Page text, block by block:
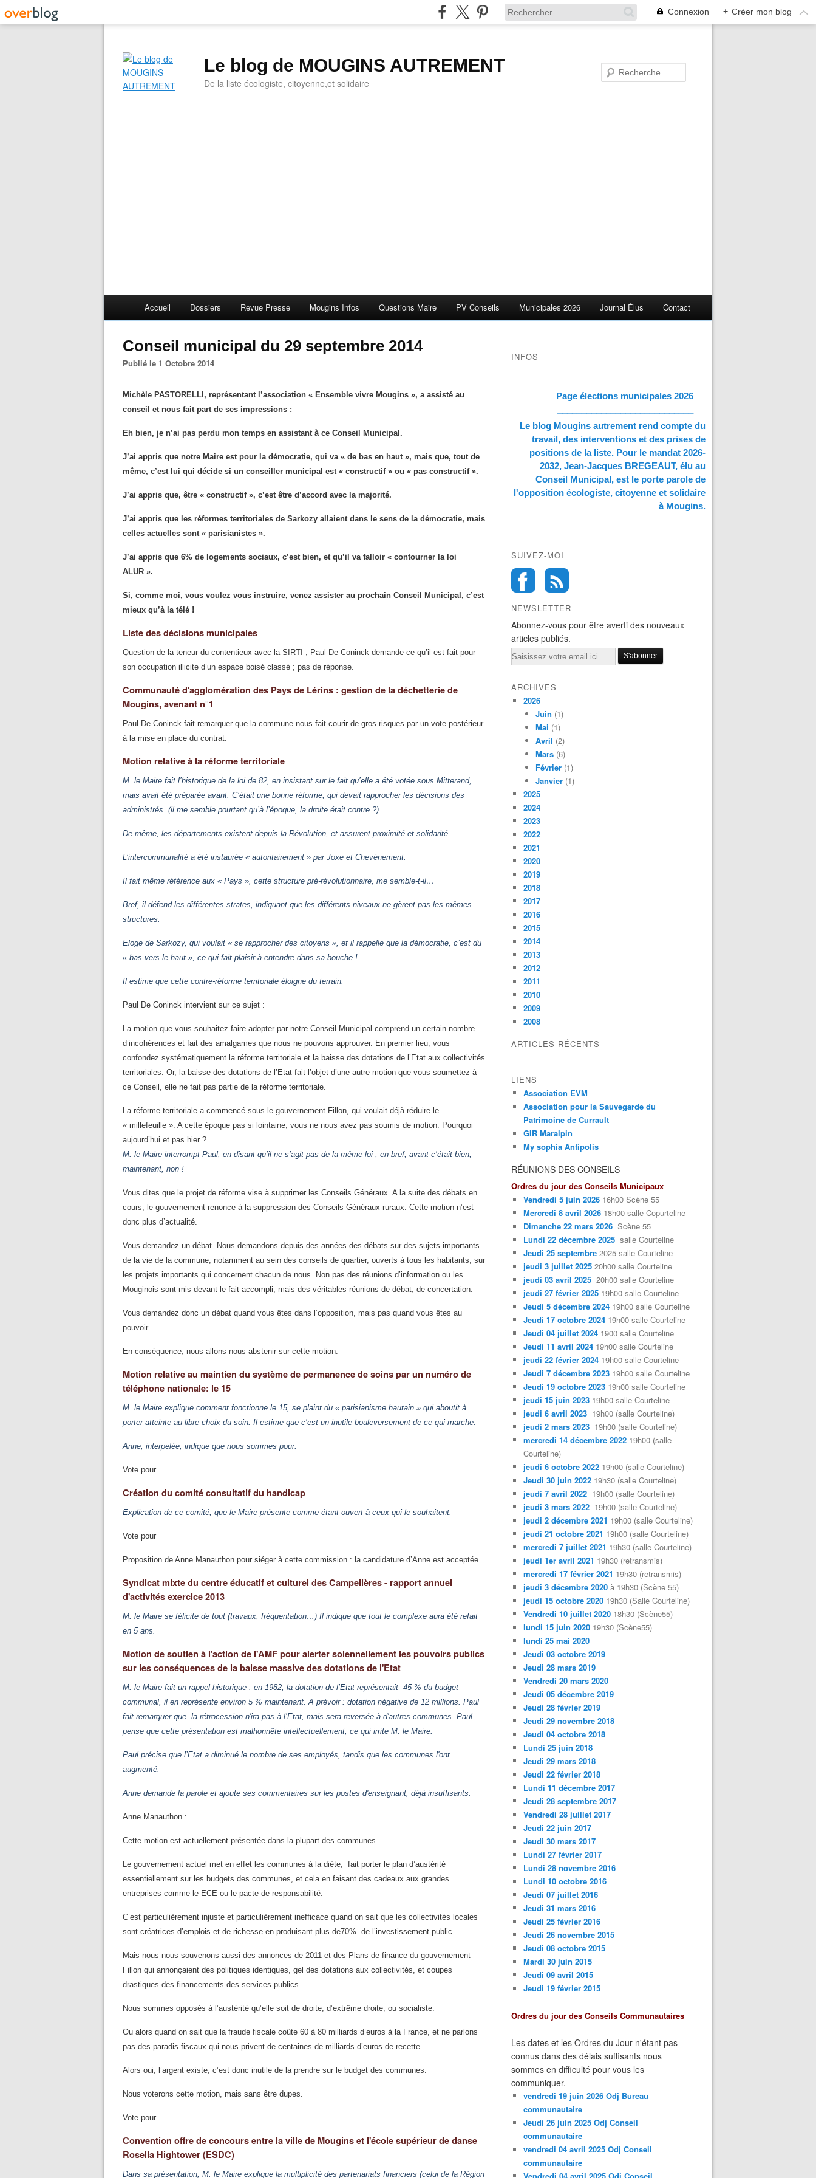
Connexion + Créer mon blog
Le blog de MOUGINS AUTREMENT
De la liste écologiste, citoyenne,et solidaire
Accueil Dossiers Revue Presse Mougins Infos Questions Maire PV Conseils Municipales 2026 Journal Élus Contact
Conseil municipal du 29 septembre 2014
Publié le 1 Octobre 2014
Michèle PASTORELLI, représentant l’association « Ensemble vivre Mougins », a assisté au
conseil et nous fait part de ses impressions :
Eh bien, je n’ai pas perdu mon temps en assistant à ce Conseil Municipal.
J’ai appris que notre Maire est pour la démocratie, qui va « de bas en haut », mais que, tout de
même, c’est lui qui décide si un conseiller municipal est « constructif » ou « pas constructif ».
J’ai appris que, être « constructif », c’est être d’accord avec la majorité.
J’ai appris que les réformes territoriales de Sarkozy allaient dans le sens de la démocratie, mais
celles actuelles sont « parisianistes ».
J’ai appris que 6% de logements sociaux, c’est bien, et qu’il va falloir « contourner la loi
ALUR ».
Si, comme moi, vous voulez vous instruire, venez assister au prochain Conseil Municipal, c’est
mieux qu’à la télé !
Liste des décisions municipales
Question de la teneur du contentieux avec la SIRTI ; Paul De Coninck demande ce qu’il est fait pour
son occupation illicite d’un espace boisé classé ; pas de réponse.
Communauté d'agglomération des Pays de Lérins : gestion de la déchetterie de
Mougins, avenant n°1
Paul De Coninck fait remarquer que la commune nous fait courir de gros risques par un vote postérieur
à la mise en place du contrat.
Motion relative à la réforme territoriale
M. le Maire fait l’historique de la loi de 82, en insistant sur le fait qu’elle a été votée sous Mitterand,
mais avait été préparée avant. C’était une bonne réforme, qui devait rapprocher les décisions des
administrés. (il me semble pourtant qu’à l’époque, la droite était contre ?)
De même, les départements existent depuis la Révolution, et assurent proximité et solidarité.
L’intercommunalité a été instaurée « autoritairement » par Joxe et Chevènement.
Il fait même référence aux « Pays », cette structure pré-révolutionnaire, me semble-t-il…
Bref, il défend les différentes strates, indiquant que les différents niveaux ne gèrent pas les mêmes
structures.
Eloge de Sarkozy, qui voulait « se rapprocher des citoyens », et il rappelle que la démocratie, c’est du
« bas vers le haut », ce qui fait plaisir à entendre dans sa bouche !
Il estime que cette contre-réforme territoriale éloigne du terrain.
Paul De Coninck intervient sur ce sujet :
La motion que vous souhaitez faire adopter par notre Conseil Municipal comprend un certain nombre
d’incohérences et fait des amalgames que nous ne pouvons approuver. En premier lieu, vous
confondez systématiquement la réforme territoriale et la baisse des dotations de l’Etat aux collectivités
territoriales. Or, la baisse des dotations de l’Etat fait l’objet d’une autre motion que vous soumettez à
ce Conseil, elle ne fait pas partie de la réforme territoriale.
La réforme territoriale a commencé sous le gouvernement Fillon, qui voulait déjà réduire le
« millefeuille ». A cette époque pas si lointaine, vous ne nous avez pas soumis de motion. Pourquoi
aujourd’hui et pas hier ?
M. le Maire interrompt Paul, en disant qu’il ne s’agit pas de la même loi ; en bref, avant c’était bien,
maintenant, non !
Vous dites que le projet de réforme vise à supprimer les Conseils Généraux. A la suite des débats en
cours, le gouvernement renonce à la suppression des Conseils Généraux ruraux. Cette motion n’est
donc plus d’actualité.
Vous demandez un débat. Nous demandons depuis des années des débats sur des sujets importants
de la vie de la commune, notamment au sein des conseils de quartier, ouverts à tous les habitants, sur
les projets importants qui concernent chacun de nous. Non pas des réunions d’information ou les
Mouginois sont mis devant le fait accompli, mais des véritables réunions de débat, de concertation.
Vous demandez donc un débat quand vous êtes dans l’opposition, mais pas quand vous êtes au
pouvoir.
En conséquence, nous allons nous abstenir sur cette motion.
Motion relative au maintien du système de permanence de soins par un numéro de
téléphone nationale: le 15
M. le Maire explique comment fonctionne le 15, se plaint du « parisianisme hautain » qui aboutit à
porter atteinte au libre choix du soin. Il estime que c’est un inutile bouleversement de ce qui marche.
Anne, interpelée, indique que nous sommes pour.
Vote pour
Création du comité consultatif du handicap
Explication de ce comité, que le Maire présente comme étant ouvert à ceux qui le souhaitent.
Vote pour
Proposition de Anne Manauthon pour siéger à cette commission : la candidature d’Anne est acceptée.
Syndicat mixte du centre éducatif et culturel des Campelières - rapport annuel
d'activités exercice 2013
M. le Maire se félicite de tout (travaux, fréquentation…) Il indique que tout le complexe aura été refait
en 5 ans.
Motion de soutien à l'action de l'AMF pour alerter solennellement les pouvoirs publics
sur les conséquences de la baisse massive des dotations de l'Etat
M. le Maire fait un rappel historique : en 1982, la dotation de l’Etat représentait 45 % du budget
communal, il en représente environ 5 % maintenant. A prévoir : dotation négative de 12 millions. Paul
fait remarquer que la rétrocession n'ira pas à l’Etat, mais sera reversée à d'autres communes. Paul
pense que cette présentation est malhonnête intellectuellement, ce qui irrite M. le Maire.
Paul précise que l’Etat a diminué le nombre de ses employés, tandis que les communes l'ont
augmenté.
Anne demande la parole et ajoute ses commentaires sur les postes d'enseignant, déjà insuffisants.
Anne Manauthon :
Cette motion est actuellement présentée dans la plupart des communes.
Le gouvernement actuel met en effet les communes à la diète, fait porter le plan d’austérité
essentiellement sur les budgets des communes, et cela en faisant des cadeaux aux grandes
entreprises comme le ECE ou le pacte de responsabilité.
C’est particulièrement injuste et particulièrement inefficace quand on sait que les collectivités locales
sont créatrices d’emplois et de richesse en produisant plus de70% de l’investissement public.
Mais nous nous souvenons aussi des annonces de 2011 et des Plans de finance du gouvernement
Fillon qui annonçaient des politiques identiques, gel des dotations aux collectivités, et coupes
drastiques des financements des services publics.
Nous sommes opposés à l’austérité qu’elle soit de droite, d’extrême droite, ou socialiste.
Ou alors quand on sait que la fraude fiscale coûte 60 à 80 milliards d’euros à la France, et ne parlons
pas des paradis fiscaux qui nous privent de centaines de milliards d’euros de recette.
Alors oui, l’argent existe, c’est donc inutile de la prendre sur le budget des communes.
Nous voterons cette motion, mais sans être dupes.
Vote pour
Convention offre de concours entre la ville de Mougins et l'école supérieur de danse
Rosella Hightower (ESDC)
Dans sa présentation, M. le Maire explique la multiplicité des partenariats financiers (celui de la Région
INFOS
Page élections municipales 2026
Le blog Mougins autrement rend compte du
travail, des interventions et des prises de
positions de la liste. Pour le mandat 2026-
2032, Jean-Jacques BREGEAUT, élu au
Conseil Municipal, est le porte parole de
l'opposition écologiste, citoyenne et solidaire
à Mougins.
SUIVEZ-MOI
NEWSLETTER
Abonnez-vous pour être averti des nouveaux
articles publiés.
Email
ARCHIVES
2026
Juin (1)
Mai (1)
Avril (2)
Mars (6)
Février (1)
Janvier (1)
2025
2024
2023
2022
2021
2020
2019
2018
2017
2016
2015
2014
2013
2012
2011
2010
2009
2008
ARTICLES RÉCENTS
LIENS
Association EVM
Association pour la Sauvegarde du
Patrimoine de Currault
GIR Maralpin
My sophia Antipolis
RÉUNIONS DES CONSEILS
Ordres du jour des Conseils Municipaux
Vendredi 5 juin 2026 16h00 Scène 55
Mercredi 8 avril 2026 18h00 salle Copurteline
Dimanche 22 mars 2026 Scène 55
Lundi 22 décembre 2025 salle Courteline
Jeudi 25 septembre 2025 salle Courteline
jeudi 3 juillet 2025 20h00 salle Courteline
jeudi 03 avril 2025 20h00 salle Courteline
jeudi 27 février 2025 19h00 salle Courteline
Jeudi 5 décembre 2024 19h00 salle Courteline
Jeudi 17 octobre 2024 19h00 salle Courteline
Jeudi 04 juillet 2024 1900 salle Courteline
Jeudi 11 avril 2024 19h00 salle Courteline
jeudi 22 février 2024 19h00 salle Courteline
Jeudi 7 décembre 2023 19h00 salle Courteline
Jeudi 19 octobre 2023 19h00 salle Courteline
jeudi 15 juin 2023 19h00 salle Courteline
jeudi 6 avril 2023 19h00 (salle Courteline)
jeudi 2 mars 2023 19h00 (salle Courteline)
mercredi 14 décembre 2022 19h00 (salle
Courteline)
jeudi 6 octobre 2022 19h00 (salle Courteline)
Jeudi 30 juin 2022 19h30 (salle Courteline)
jeudi 7 avril 2022 19h00 (salle Courteline)
jeudi 3 mars 2022 19h00 (salle Courteline)
jeudi 2 décembre 2021 19h00 (salle Courteline)
jeudi 21 octobre 2021 19h00 (salle Courteline)
mercredi 7 juillet 2021 19h30 (salle Courteline)
jeudi 1er avril 2021 19h30 (retransmis)
mercredi 17 février 2021 19h30 (retransmis)
jeudi 3 décembre 2020 à 19h30 (Scène 55)
jeudi 15 octobre 2020 19h30 (Salle Courteline)
Vendredi 10 juillet 2020 18h30 (Scène55)
lundi 15 juin 2020 19h30 (Scène55)
lundi 25 mai 2020
Jeudi 03 octobre 2019
Jeudi 28 mars 2019
Vendredi 20 mars 2020
Jeudi 05 décembre 2019
Jeudi 28 février 2019
Jeudi 29 novembre 2018
Jeudi 04 octobre 2018
Lundi 25 juin 2018
Jeudi 29 mars 2018
Jeudi 22 février 2018
Lundi 11 décembre 2017
Jeudi 28 septembre 2017
Vendredi 28 juillet 2017
Jeudi 22 juin 2017
Jeudi 30 mars 2017
Lundi 27 février 2017
Lundi 28 novembre 2016
Lundi 10 octobre 2016
Jeudi 07 juillet 2016
Jeudi 31 mars 2016
Jeudi 25 février 2016
Jeudi 26 novembre 2015
Jeudi 08 octobre 2015
Mardi 30 juin 2015
Jeudi 09 avril 2015
Jeudi 19 février 2015
Ordres du jour des Conseils Communautaires
Les dates et les Ordres du Jour n'étant pas
connus dans des délais suffisants nous
sommes en difficulté pour vous les
communiquer.
vendredi 19 juin 2026 Odj Bureau
communautaire
Jeudi 26 juin 2025 Odj Conseil
communautaire
vendredi 04 avril 2025 Odj Conseil
communautaire